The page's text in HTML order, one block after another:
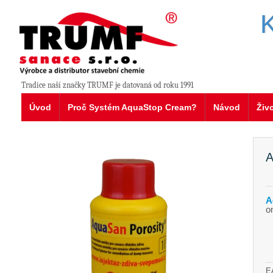
Úvod Proč Systém AquaStop Cream? Návod
Tradice naší značky TRUMF je datovaná od roku 1991